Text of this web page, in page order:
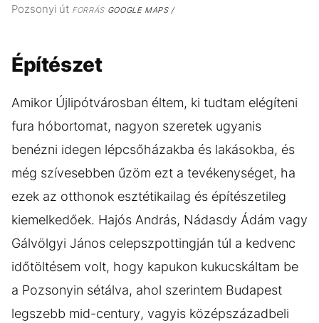
Pozsonyi út FORRÁSGOOGLE MAPS /
Építészet
Amikor Újlipótvárosban éltem, ki tudtam elégíteni
fura hóbortomat, nagyon szeretek ugyanis
benézni idegen lépcsőházakba és lakásokba, és
még szívesebben űzöm ezt a tevékenységet, ha
ezek az otthonok esztétikailag és építészetileg
kiemelkedőek. Hajós András, Nádasdy Ádám vagy
Gálvölgyi János celepszpottingján túl a kedvenc
időtöltésem volt, hogy kapukon kukucskáltam be
a Pozsonyin sétálva, ahol szerintem Budapest
legszebb mid-century, vagyis középszázadbeli